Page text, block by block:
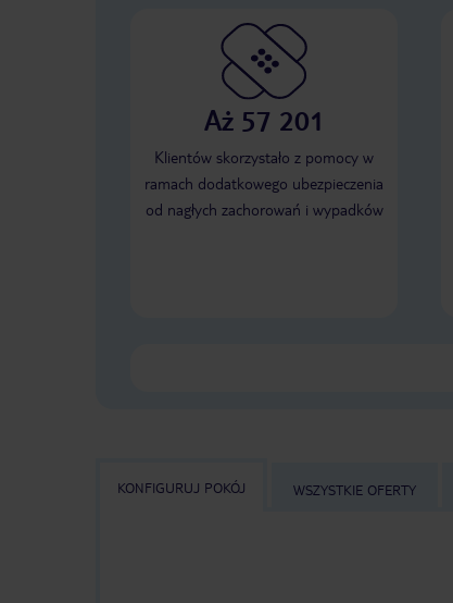
Aż 57 201
Klientów skorzystało z pomocy w
ramach dodatkowego ubezpieczenia
od nagłych zachorowań i wypadków
KONFIGURUJ POKÓJ WSZYSTKIE OFERTY